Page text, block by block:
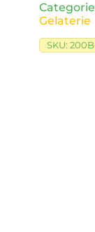
Gelaterie
SKU: